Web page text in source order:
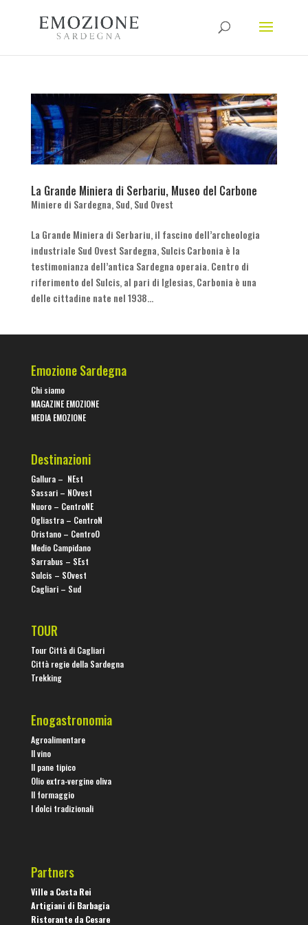
La Grande Miniera di Serbariu, Museo del Carbone
Miniere di Sardegna,Sud,Sud Ovest
La Grande Miniera di Serbariu, il fascino dell’archeologia
industriale Sud Ovest Sardegna, Sulcis Carbonia è la
testimonianza dell’antica Sardegna operaia. Centro di
riferimento del Sulcis, al pari di Iglesias, Carbonia è una
delle cittadine nate nel 1938...
Emozione Sardegna
Chi siamo
MAGAZINE EMOZIONE
MEDIA EMOZIONE
Destinazioni
Gallura – NEst
Sassari – NOvest
Nuoro – CentroNE
Ogliastra – CentroN
Oristano – CentroO
Medio Campidano
Sarrabus – SEst
Sulcis – SOvest
Cagliari – Sud
TOUR
Tour Città di Cagliari
Città regie della Sardegna
Trekking
Enogastronomia
Agroalimentare
Il vino
Il pane tipico
Olio extra-vergine oliva
Il formaggio
I dolci tradizionali
Partners
Ville a Costa Rei
Artigiani di Barbagia
Ristorante da Cesare